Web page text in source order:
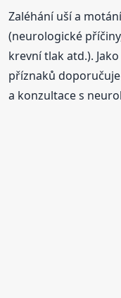
Zaléhání uší a
(neurologické
krevní tlak atd.).
příznaků
a konzultace s